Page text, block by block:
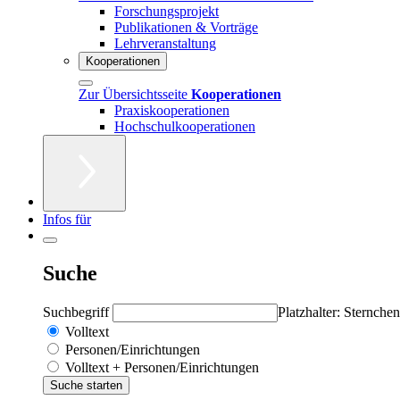
Forschungsprojekt
Publikationen & Vorträge
Lehrveranstaltung
Kooperationen
Zur Übersichtsseite Kooperationen
Praxiskooperationen
Hochschulkooperationen
Infos für
Suche
Suchbegriff
Platzhalter:
Volltext
Personen/Einrichtungen
Volltext + Personen/Einrichtungen